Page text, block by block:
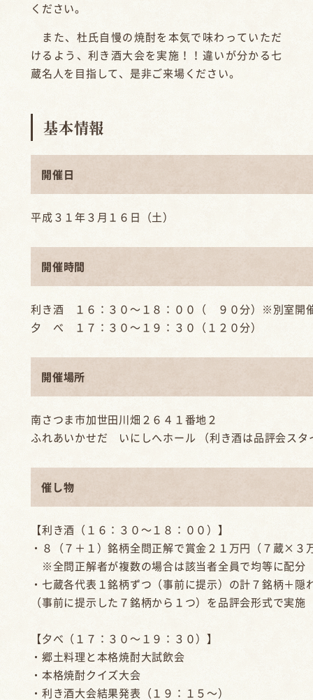
ください。
また、杜氏自慢の焼酎を本気で味わっていただ
けるよう、利き酒大会を実施！！違いが分かる七
蔵名人を目指して、是非ご来場ください。
基本情報
開催日
平成３１年３月１６日（土）
開催時間
利き酒 １６：３０～１８：００（ ９０分）※別室開
夕 べ １７：３０～１９：３０（１２０分）
開催場所
南さつま市加世田川畑２６４１番地２
ふれあいかせだ いにしへホール （利き酒は品評会スタ
催し物
【利き酒（１６：３０～１８：００）】
・８（７＋１）銘柄全問正解で賞金２１万円（７蔵×３
※全問正解者が複数の場合は該当者全員で均等に配分
・七蔵各代表１銘柄ずつ（事前に提示）の計７銘柄＋隠
（事前に提示した７銘柄から１つ）を品評会形式で実施
【夕べ（１７：３０～１９：３０）】
・郷土料理と本格焼酎大試飲会
・本格焼酎クイズ大会
・利き酒大会結果発表（１９：１５～）